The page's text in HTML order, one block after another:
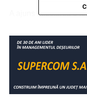
A ajuns infectarea o
sau, şi mai rău, de o
aflăm analizând
politicienilor de la
Iohannis, ale
ministrului Sănătăţii
dure, ultimative, să